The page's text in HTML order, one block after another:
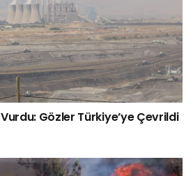
Gözler Türkiye’ye Çevrildi